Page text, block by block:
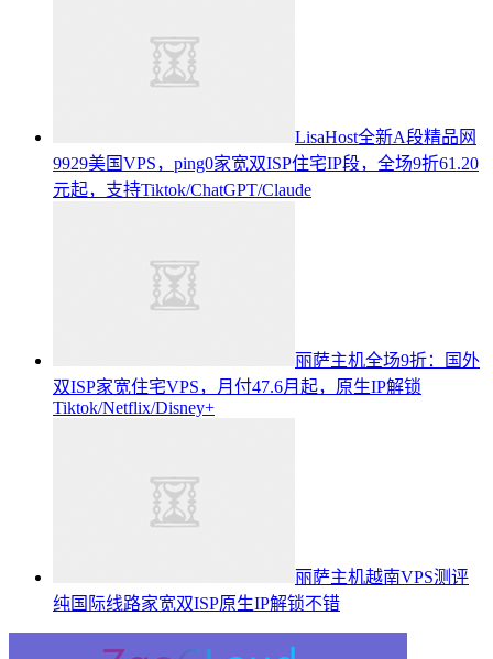
LisaHost全新A段精品网
9929美国VPS，ping0家宽双ISP住宅IP段，全场9折61.20
元起，支持Tiktok/ChatGPT/Claude
丽萨主机全场9折：国外
双ISP家宽住宅VPS，月付47.6月起，原生IP解锁
Tiktok/Netflix/Disney+
丽萨主机越南VPS测评
纯国际线路家宽双ISP原生IP解锁不错